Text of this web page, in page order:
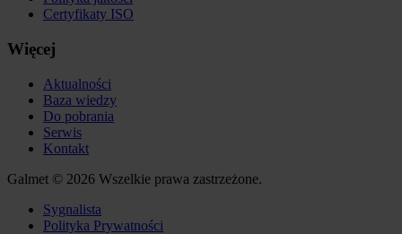
Certyfikaty ISO
Więcej
Aktualności
Baza wiedzy
Do pobrania
Serwis
Kontakt
Galmet © 2026 Wszelkie prawa zastrzeżone.
Sygnalista
Polityka Prywatności